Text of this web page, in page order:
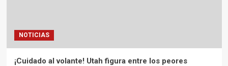
NOTICIAS
¡Cuidado al volante! Utah figura entre los peores